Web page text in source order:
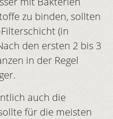
zu binden, sollten
(in
den ersten 2 bis 3
in der Regel
auch die
für die meisten